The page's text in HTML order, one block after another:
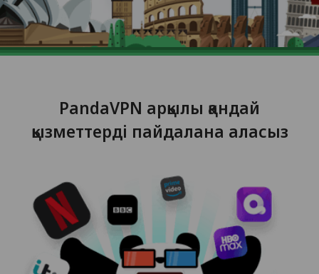
PandaVPN арқылы қандай
қызметтерді пайдалана аласыз